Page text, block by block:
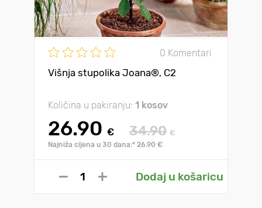
0 Komentari
Višnja stupolika Joana®, C2
Količina u pakiranju: 1 kosov
26.90 € 34.90 €
Najniža cijena u 30 dana:* 26.90 €
Dodaj u košaricu